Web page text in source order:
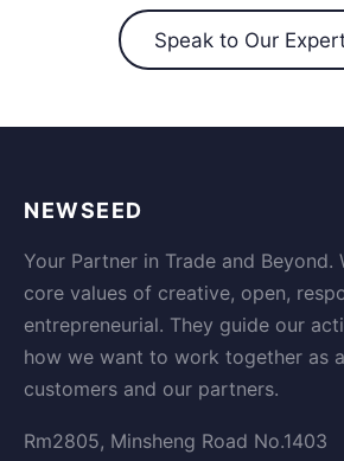
Speak to Our
NEWSEED
Your Partner in Trade and
core values of creative, open,
entrepreneurial. They guide our
how we want to work together as
customers and our partners.
Rm2805, Minsheng Road No.1403